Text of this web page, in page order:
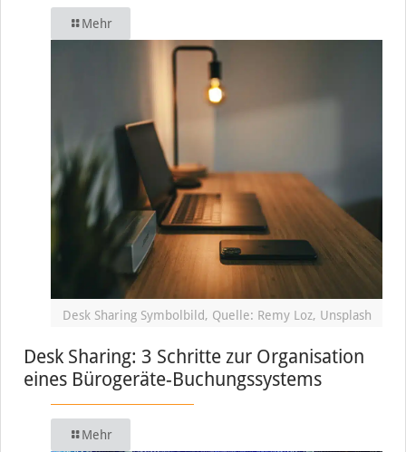
Mehr
Desk Sharing Symbolbild, Quelle: Remy Loz, Unsplash
Desk Sharing: 3 Schritte zur Organisation
eines Bürogeräte-Buchungssystems
Mehr